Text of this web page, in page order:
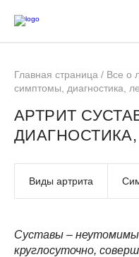
Главная страница / Все о
симптомы, диагностика,
АРТРИТ
Виды артрита
Суставы –
круглосуточно,